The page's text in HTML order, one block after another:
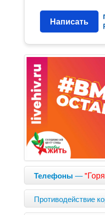
Написать
Телефоны —
Противодействие